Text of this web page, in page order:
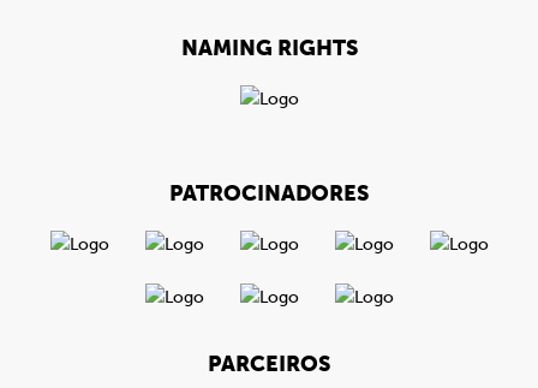
NAMING RIGHTS
PATROCINADORES
PARCEIROS